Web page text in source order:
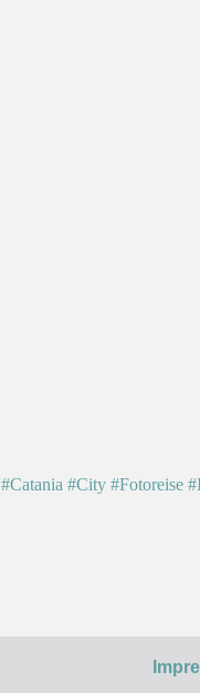
#Catania #City #Fotoreise